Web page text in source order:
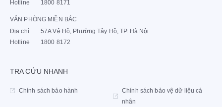
Hotline
1800 8171
VĂN PHÒNG MIỀN BẮC
Địa chỉ
57A Vệ Hồ, Phường Tây Hồ, TP. Hà Nội
Hotline
1800 8172
TRA CỨU NHANH
Chính sách bảo hành
Chính sách bảo vệ dữ liệu cá
nhân